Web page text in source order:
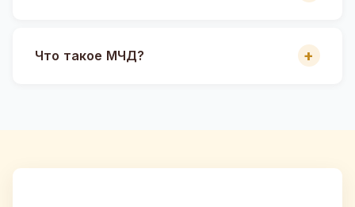
Что такое МЧД?